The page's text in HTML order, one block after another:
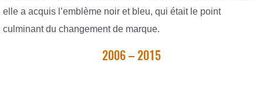
elle a acquis l’emblème noir et bleu, qui était le point
culminant du changement de marque.
2006 – 2015